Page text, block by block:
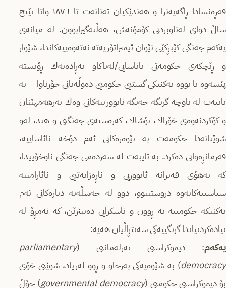
فەڕەنسادا ڕاگەیەنرا و هەندێكیان تەنانەت تا ١٨٧٦ واتا پێنج
ساڵ دوای لەناوبردنی كۆمۆنەش، هەڵنەگیرابوون. لە میانەى
یەكەم جەنگی كێبڕكێی نێوان ئیمپراتۆریەتە نەتەوەییەكاندا، شێواز
و ڕێچكەى حكومەتی نائاسایی/لەناكاو بەڕادەیەك ڕۆیشتە
پێشەوە تا بووە تەكنیكی گشتیی حكومیی دەوڵەتانی خۆرئاوا – بە
تایبەت لە ناوچە گرنگە جەنگە ئابوورییەكانی وەك بەرهەمهێنان
و كۆكردنەوەى خۆراك، پۆشاك، كەرەستەى جەنگیی و هتد، لەو
شوێنانەدا حكومەت بە پێوەرەكانی ئەم دۆخە نائاساییە،
فەرمانڕەوایی دەكرد. بە تایبەت لە سەردەمی جەنگی ناوخۆییدا،
كە بەهۆی قەیرانە ئابووریی و ناڕەزایەتیی و نائارامییە
سیاسییەكانەوە دروستببوو، دوو لە خەسڵەتە دیارەكانی ئەم
تەكنیكە حكومییە بە ڕوون و ئاشكرایی دەبینرێن، كە ئەمڕۆ لە
پیادەكردنیاندا گرنگییەكی سەنتڕاڵیان هەیە:
یەكەم: دیموكراسیی پەرلەمانیی (parliamentary
democracy) بە شێوەیەكی بەرچاو و ڕوو لەزیاد، شوێنی خۆی
بۆ دیموكراسیی حكومیی (governmental democracy) چۆڵ